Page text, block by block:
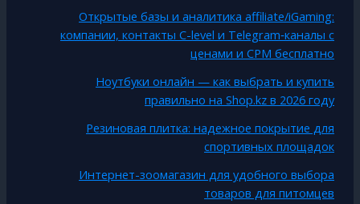
Открытые базы и аналитика affiliate/iGaming:
компании, контакты C-level и Telegram‑каналы с
ценами и CPM бесплатно
Ноутбуки онлайн — как выбрать и купить
правильно на Shop.kz в 2026 году
Резиновая плитка: надежное покрытие для
спортивных площадок
Интернет-зоомагазин для удобного выбора
товаров для питомцев